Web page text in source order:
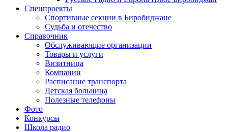
Спецпроекты
Спортивные секции в Биробиджане
Судьба и отечество
Справочник
Обслуживающие организации
Товары и услуги
Визитница
Компании
Расписание транспорта
Детская больница
Полезные телефоны
Фото
Конкурсы
Школа радио